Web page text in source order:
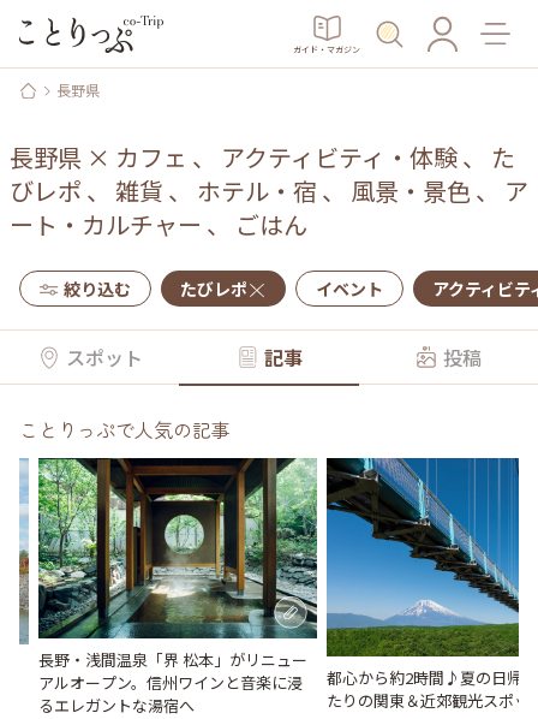
ガイド・マガジン
長野県
長野県 × カフェ 、 アクティビティ・体験、 た
びレポ 、 雑貨 、 ホテル・宿 、 風景・景色、 ア
ート・カルチャー 、 ごはん
絞り込む たびレポ イベント アクティビテ
スポット 記事 投稿
ことりっぷで人気の記事
長野・浅間温泉「界 松本」がリニュー
アルオープン。信州ワインと音楽に浸
るエレガントな湯宿へ
都心から約2時間♪夏の日帰
たりの関東＆近郊観光スポッ